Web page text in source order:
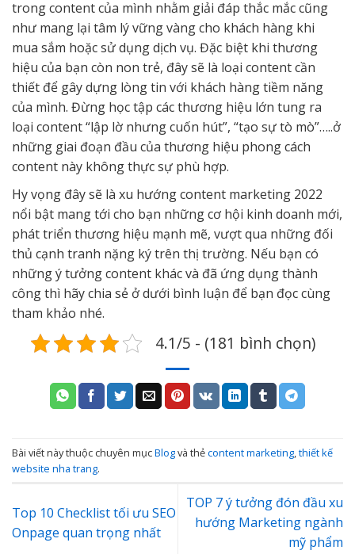
trong content của mình nhằm giải đáp thắc mắc cũng
như mang lại tâm lý vững vàng cho khách hàng khi
mua sắm hoặc sử dụng dịch vụ. Đặc biệt khi thương
hiệu của bạn còn non trẻ, đây sẽ là loại content cần
thiết để gây dựng lòng tin với khách hàng tiềm năng
của mình. Đừng học tập các thương hiệu lớn tung ra
loại content “lập lờ nhưng cuốn hút”, “tạo sự tò mò”…..ở
những giai đoạn đầu của thương hiệu phong cách
content này không thực sự phù hợp.
Hy vọng đây sẽ là xu hướng content marketing 2022
nổi bật mang tới cho bạn những cơ hội kinh doanh mới,
phát triển thương hiệu mạnh mẽ, vượt qua những đối
thủ cạnh tranh nặng ký trên thị trường. Nếu bạn có
những ý tưởng content khác và đã ứng dụng thành
công thì hãy chia sẻ ở dưới bình luận để bạn đọc cùng
tham khảo nhé.
4.1/5 - (181 bình chọn)
Bài viết này thuộc chuyên mụcBlogvà thẻcontent marketing thiết kế
website nha trang.
Top 10 Checklist tối ưu SEO
Onpage quan trọng nhất
TOP 7 ý tưởng đón đầu xu
hướng Marketing ngành
mỹ phẩm